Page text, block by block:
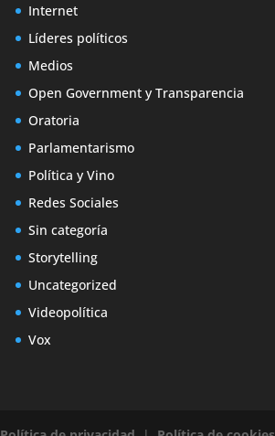
Internet
Líderes políticos
Medios
Open Government y Transparencia
Oratoria
Parlamentarismo
Política y Vino
Redes Sociales
Sin categoría
Storytelling
Uncategorized
Videopolítica
Vox